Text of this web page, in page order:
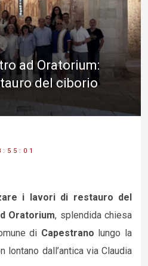
ad Oratorium:
del ciborio
i lavori di restauro del
Oratorium, splendida chiesa
di Capestrano lungo la
lontano dall’antica via Claudia